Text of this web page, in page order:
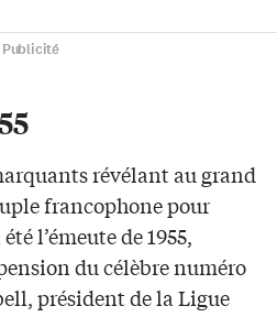
Publicité
révélant au grand
francophone pour
l’émeute de 1955,
du célèbre numéro
président de la Ligue